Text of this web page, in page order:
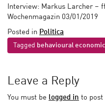
Interview: Markus Larcher –
Wochenmagazin 03/01/2019
Posted in Politica
Tagged behavioural
Leave a Reply
You must be logged in to post